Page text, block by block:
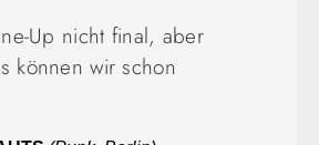
Up nicht final, aber
können wir schon